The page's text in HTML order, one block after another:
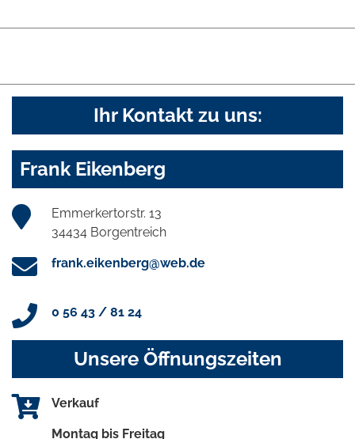
Ihr Kontakt zu uns:
Frank Eikenberg
Emmerkertorstr. 13
34434 Borgentreich
frank.eikenberg@web.de
0 56 43 / 81 24
Unsere Öffnungszeiten
Verkauf
Montag bis Freitag